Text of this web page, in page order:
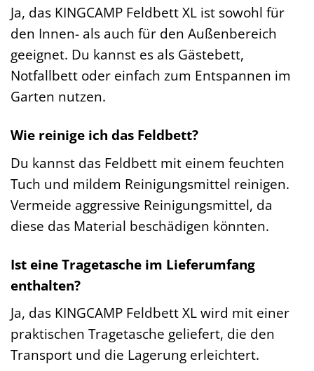
Ja, das KINGCAMP Feldbett XL ist sowohl für
den Innen- als auch für den Außenbereich
geeignet. Du kannst es als Gästebett,
Notfallbett oder einfach zum Entspannen im
Garten nutzen.
Wie reinige ich das Feldbett?
Du kannst das Feldbett mit einem feuchten
Tuch und mildem Reinigungsmittel reinigen.
Vermeide aggressive Reinigungsmittel, da
diese das Material beschädigen könnten.
Ist eine Tragetasche im Lieferumfang
enthalten?
Ja, das KINGCAMP Feldbett XL wird mit einer
praktischen Tragetasche geliefert, die den
Transport und die Lagerung erleichtert.